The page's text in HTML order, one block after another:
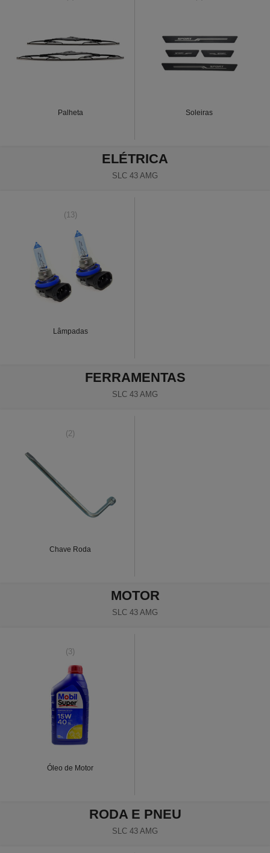
Palheta Soleiras
ELÉTRICA
SLC 43 AMG
(13)
Lâmpadas
FERRAMENTAS
SLC 43 AMG
(2)
Chave Roda
MOTOR
SLC 43 AMG
(3)
Óleo de Motor
RODA E PNEU
SLC 43 AMG